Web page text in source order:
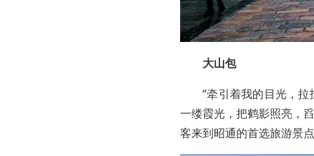
大山包
“牵引着我的目光，
一缕霞光，把鹤影照亮，
客来到昭通的首选旅游景